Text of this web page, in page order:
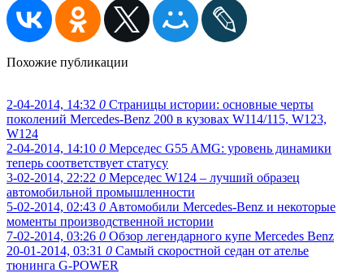
Похожие публикации
2-04-2014, 14:32 0 Страницы истории: основные черты
поколений Mercedes-Benz 200 в кузовах W114/115, W123,
W124
2-04-2014, 14:10 0 Мерседес G55 AMG: уровень динамики
теперь соответствует статусу
3-02-2014, 22:22 0 Мерседес W124 – лучший образец
автомобильной промышленности
5-02-2014, 02:43 0 Автомобили Mercedes-Benz и некоторые
моменты производственной истории
7-02-2014, 03:26 0 Обзор легендарного купе Mercedes Benz
20-01-2014, 03:31 0 Самый скоростной седан от ателье
тюнинга G-POWER